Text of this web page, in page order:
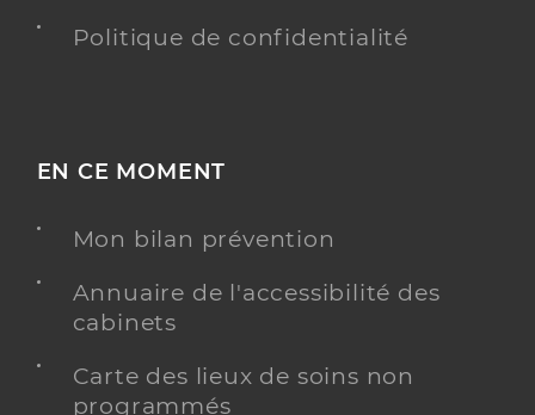
Politique de confidentialité
EN CE MOMENT
Mon bilan prévention
Annuaire de l'accessibilité des
cabinets
Carte des lieux de soins non
programmés